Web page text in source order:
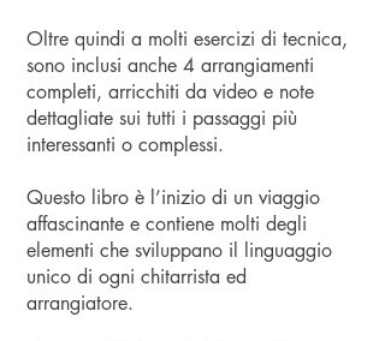
Oltre quindi a molti esercizi di tecnica,
sono inclusi anche 4 arrangiamenti
completi, arricchiti da video e note
dettagliate sui tutti i passaggi più
interessanti o complessi.
Questo libro è l’inizio di un viaggio
affascinante e contiene molti degli
elementi che sviluppano il linguaggio
unico di ogni chitarrista ed
arrangiatore.